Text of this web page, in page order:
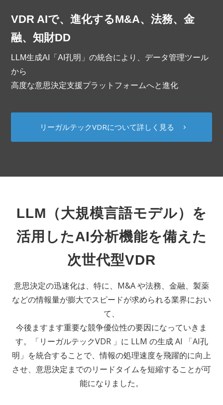
VDR AIで、進化するM&A、法務、金
融、知財DD
LLM生成AI「AI孔明」の統合により、データ管理ツール
から
高度な意思決定支援プラットフォームへと進化
リーガルテックVDRについて詳しく見る
LLM（大規模言語モデル）を
活用したAI分析機能を備えた
次世代型VDR
意思決定の迅速化は、特に、M&A や法務、金融、製薬
などの情報量が膨大でスピードが求められる業界におい
て、
今後ますます重要な競争優位性の要因になっていきま
す。「リーガルテックVDR 」に LLM の生成 AI 「AI孔
明」を統合することで、情報の処理速度を飛躍的に向上
させ、意思決定までのリードタイムを短縮することが可
能になりました。